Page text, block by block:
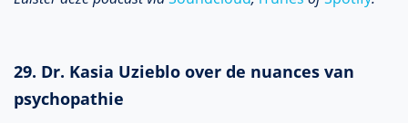
29. Dr. Kasia Uzieblo over de nuances van
psychopathie